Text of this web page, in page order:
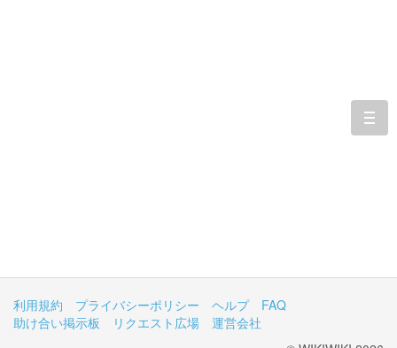
利用規約 プライバシーポリシー ヘルプ
FAQ
助け合い掲示板
リクエスト広場
運営会社